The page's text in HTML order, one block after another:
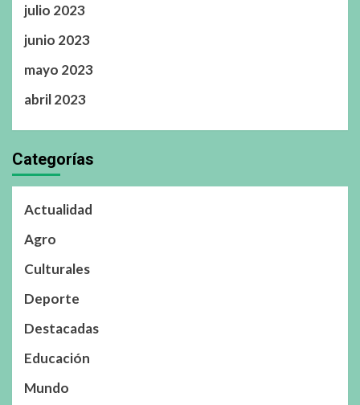
julio 2023
junio 2023
mayo 2023
abril 2023
Categorías
Actualidad
Agro
Culturales
Deporte
Destacadas
Educación
Mundo